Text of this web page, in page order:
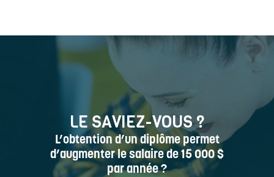
LE SAVIEZ-VOUS ?
L’obtention d’un diplôme permet
d’augmenter le salaire de 15 000 $
par année ?